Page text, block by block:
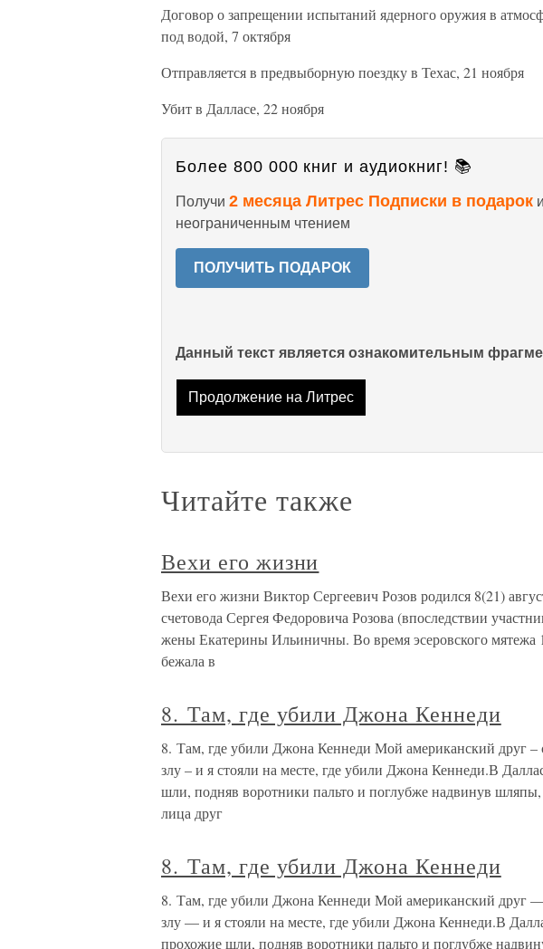
Договор о запрещении испытаний ядерного оружия в
под водой, 7 октября
Отправляется в предвыборную поездку в Техас, 21 ноября
Убит в Далласе, 22 ноября
Более 800 000 книг и аудиокниг! 📚
Получи 2 месяца Литрес Подписки в подарок
неограниченным чтением
ПОЛУЧИТЬ ПОДАРОК
Данный текст является ознакомительным
Продолжение на Литрес
Читайте также
Вехи его жизни
Вехи его жизни Виктор Сергеевич Розов родился 8(21)
счетовода Сергея Федоровича Розова (впоследствии
жены Екатерины Ильиничны. Во время эсеровского мятежа
бежала в
8. Там, где убили Джона Кеннеди
8. Там, где убили Джона Кеннеди Мой американский друг
злу – и я стояли на месте, где убили Джона Кеннеди.В
шли, подняв воротники пальто и поглубже надвинув шляпы,
лица друг
8. Там, где убили Джона Кеннеди
8. Там, где убили Джона Кеннеди Мой американский друг
злу — и я стояли на месте, где убили Джона Кеннеди.В
прохожие шли, подняв воротники пальто и поглубже